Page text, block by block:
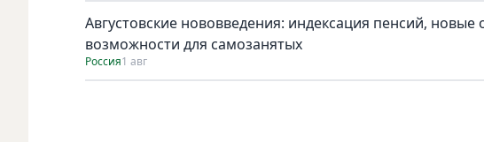
Августовские нововведения: индексация пенсий,
возможности для самозанятых
Россия1 авг